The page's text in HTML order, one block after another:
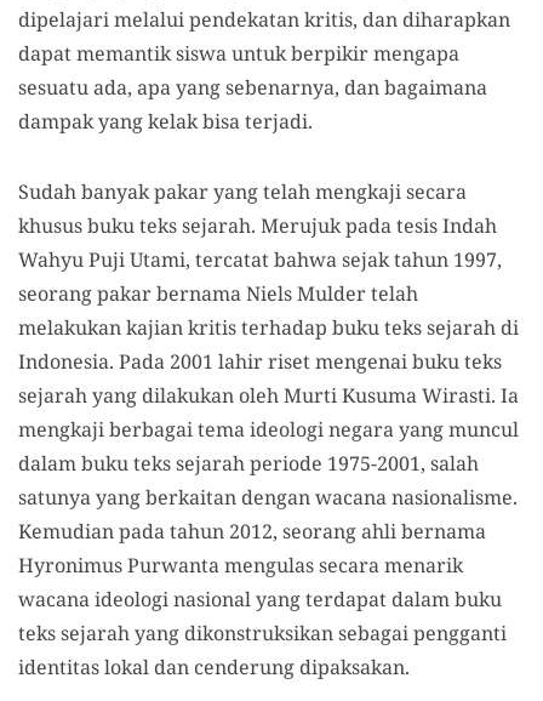
dipelajari melalui pendekatan kritis, dan diharapkan
dapat memantik siswa untuk berpikir mengapa
sesuatu ada, apa yang sebenarnya, dan bagaimana
dampak yang kelak bisa terjadi.
Sudah banyak pakar yang telah mengkaji secara
khusus buku teks sejarah. Merujuk pada tesis Indah
Wahyu Puji Utami, tercatat bahwa sejak tahun 1997,
seorang pakar bernama Niels Mulder telah
melakukan kajian kritis terhadap buku teks sejarah di
Indonesia. Pada 2001 lahir riset mengenai buku teks
sejarah yang dilakukan oleh Murti Kusuma Wirasti. Ia
mengkaji berbagai tema ideologi negara yang muncul
dalam buku teks sejarah periode 1975-2001, salah
satunya yang berkaitan dengan wacana nasionalisme.
Kemudian pada tahun 2012, seorang ahli bernama
Hyronimus Purwanta mengulas secara menarik
wacana ideologi nasional yang terdapat dalam buku
teks sejarah yang dikonstruksikan sebagai pengganti
identitas lokal dan cenderung dipaksakan.